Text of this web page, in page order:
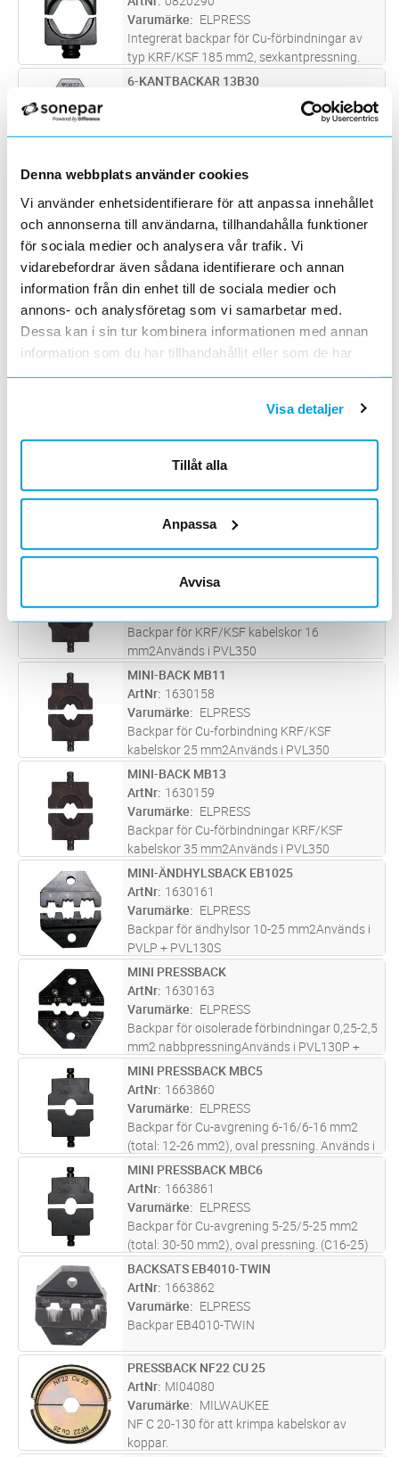
Denna webbplats använder cookies
Vi använder enhetsidentifierare för att anpassa innehållet
och annonserna till användarna, tillhandahålla funktioner
för sociala medier och analysera vår trafik. Vi
vidarebefordrar även sådana identifierare och annan
information från din enhet till de sociala medier och
annons- och analysföretag som vi samarbetar med.
Dessa kan i sin tur kombinera informationen med annan
information som du har tillhandahållit eller som de har
samlat in när du har använt deras tjänster.
Visa detaljer
Tillåt alla
Anpassa
Avvisa
Varumärke
ELPRESS
Integrerat backpar för Cu-förbindningar av
typ KRF/KSF 185 mm2, sexkantpressning.
Inga backhållare behövs.2 pressningar.
PR Lägg i kundvagn
6-KANTBACKAR 13B30
Pressback, levereras parvis, för Cu-
sexkantpressning. Används utan backhållare.
PR Lägg i kundvagn
PRESSBACK E215 MJPT 95-120MM²
ArtNr 0890042
Varumärke
SABP ELTEKNIK
Pressback E215 MJPT 95-120mm²
PR Lägg i kundvagn
ArtNr 0890052
Varumärke
SABP ELTEKNIK
Pressback 509-510
ST Lägg i kundvagn
MINI-RULLCRIMPSB. RB0560
PVL130S.
ArtNr 1630154
Backpar för ändhylsor 4-10 mm2Används i
PVL130P och PVL130S
Lägg i kundvagn
MINI-BACK MB9
Varumärke ELPRESS
Backpar för KRF/KSF kabelskor 16
mm2Används i PVL350
ST Lägg i kundvagn
MINI-BACK MB11
ArtNr 1630158
Varumärke
ELPRESS
Backpar för Cu-forbindning KRF/KSF
kabelskor 25 mm2Används i PVL350
ST Lägg i kundvagn
MINI-BACK MB13
ArtNr 1630159
Varumärke
ELPRESS
Backpar för Cu-förbindningar KRF/KSF
kabelskor 35 mm2Används i PVL350
ST Lägg i kundvagn
MINI-ÄNDHYLSBACK EB1025
ArtNr 1630161
Varumärke
ELPRESS
Backpar för ändhylsor 10-25 mm2Används i
PVLP + PVL130S
ST Lägg i kundvagn
MINI PRESSBACK
ArtNr 1630163
Varumärke
ELPRESS
Backpar för oisolerade förbindningar 0,25-2,5
mm2 nabbpressningAnvänds i PVL130P +
PVL130S
PR Lägg i kundvagn
MINI PRESSBACK MBC5
ArtNr 1663860
Varumärke
ELPRESS
Backpar för Cu-avgrening 6-16/6-16 mm2
(total: 12-26 mm2), oval pressning. Används i
PVL350
PR Lägg i kundvagn
MINI PRESSBACK MBC6
ArtNr 1663861
Varumärke
ELPRESS
Backpar för Cu-avgrening 5-25/5-25 mm2
(total: 30-50 mm2), oval pressning. (C16-25)
Används i PVL350
ST Lägg i kundvagn
BACKSATS EB4010-TWIN
ArtNr 1663862
Varumärke
ELPRESS
Backpar EB4010-TWIN
ST Lägg i kundvagn
PRESSBACK NF22 CU 25
ArtNr MI04080
Varumärke
MILWAUKEE
NF C 20-130 för att krimpa kabelskor av
koppar.